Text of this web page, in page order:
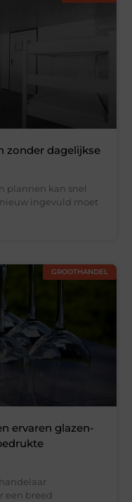
zonder dagelijkse
plannen kan snel
ingevuld moet
GROOTHANDEL
ervaren glazen-
een breed